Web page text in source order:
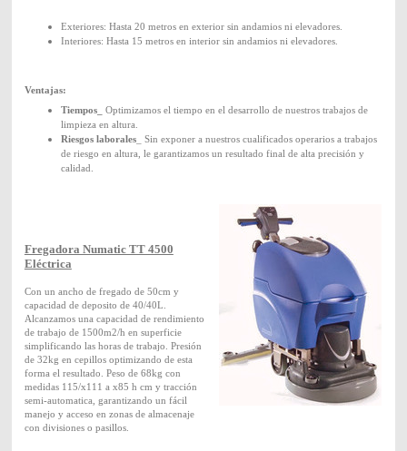
Exteriores: Hasta 20 metros en exterior sin andamios ni elevadores.
Interiores: Hasta 15 metros en interior sin andamios ni elevadores.
Ventajas:
Tiempos_
Optimizamos el tiempo en el desarrollo de nuestros trabajos de
limpieza en altura.
Riesgos laborales_ Sin exponer a nuestros cualificados operarios a trabajos
de riesgo en altura, le garantizamos un resultado final de alta precisión y
calidad.
Fregadora Numatic TT 4500
Eléctrica
Con un ancho de fregado de 50cm y
capacidad de deposito de 40/40L.
Alcanzamos una capacidad de rendimiento
de trabajo de 1500m2/h en superficie
simplificando las horas de trabajo. Presión
de 32kg en cepillos optimizando de esta
forma el resultado. Peso de 68kg con
medidas 115/x111 a x85 h cm y tracción
semi-automatica, garantizando un fácil
manejo y acceso en zonas de almacenaje
con divisiones o pasillos.